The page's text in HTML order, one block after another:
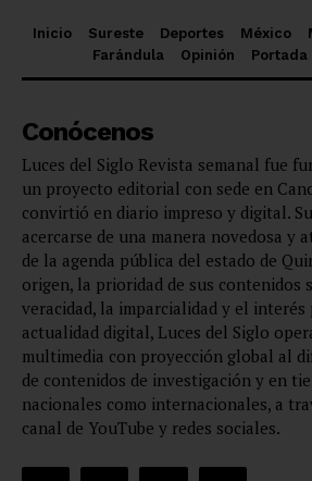
Inicio Sureste Deportes México
Farándula
Opinión Portada
Conócenos
Luces del Siglo Revista semanal fue
un proyecto editorial con sede en
convirtió en diario impreso y digital.
acercarse de una manera novedosa y
de la agenda pública del estado de
origen, la prioridad de sus contenidos
veracidad, la imparcialidad y el interés
actualidad digital, Luces del Siglo
multimedia con proyección global al
de contenidos de investigación y en
nacionales como internacionales, a
canal de YouTube y redes sociales.